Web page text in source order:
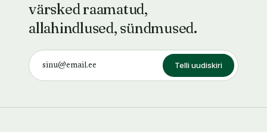
värsked raamatud,
allahindlused, sündmused.
Telli uudiskiri